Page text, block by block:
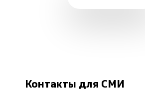
Контакты для СМИ